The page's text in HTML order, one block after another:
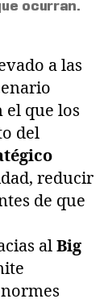
ocurran.
a las
que los
del
reducir
de que
al Big